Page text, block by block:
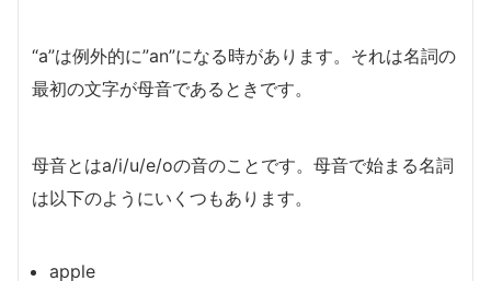
“a”は例外的に”an”になる時があります。それは名詞の
最初の文字が母音であるときです。
母音とはa/i/u/e/oの音のことです。母音で始まる名詞
は以下のようにいくつもあります。
apple